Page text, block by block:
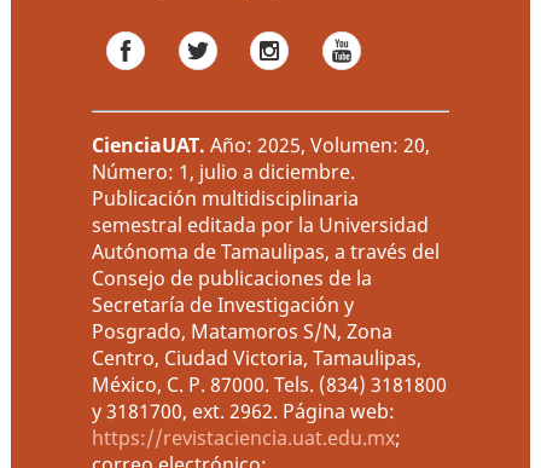
CienciaUAT. Año: 2025, Volumen: 20,
Número: 1, julio a diciembre.
Publicación multidisciplinaria
semestral editada por la Universidad
Autónoma de Tamaulipas, a través del
Consejo de publicaciones de la
Secretaría de Investigación y
Posgrado, Matamoros S/N, Zona
Centro, Ciudad Victoria, Tamaulipas,
México, C. P. 87000. Tels. (834) 3181800
y 3181700, ext. 2962. Página web:
https://revistaciencia.uat.edu.mx;